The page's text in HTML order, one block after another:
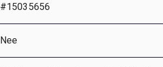
#15035656
Nee